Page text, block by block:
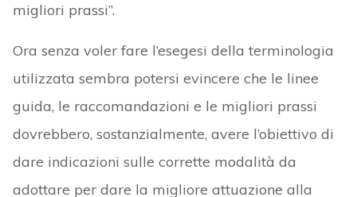
migliori prassi”.
Ora senza voler fare l’esegesi della terminologia
utilizzata sembra potersi evincere che le linee
guida, le raccomandazioni e le migliori prassi
dovrebbero, sostanzialmente, avere l’obiettivo di
dare indicazioni sulle corrette modalità da
adottare per dare la migliore attuazione alla